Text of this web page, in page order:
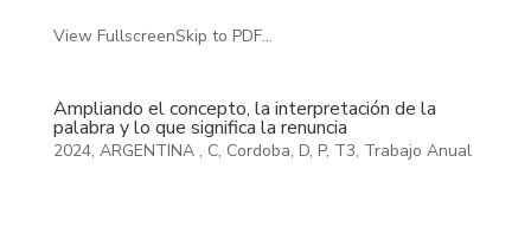
View FullscreenSkip to PDF...
Ampliando el concepto, la interpretación de la
palabra y lo que significa la renuncia
2024, ARGENTINA , C, Cordoba, D, P, T3, Trabajo Anual